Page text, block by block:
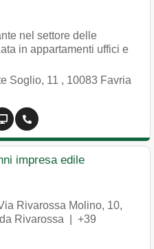
nel settore delle
in appartamenti uffici e
Soglio, 11 , 10083 Favria
impresa edile
Rivarossa Molino, 10,
Rivarossa | +39